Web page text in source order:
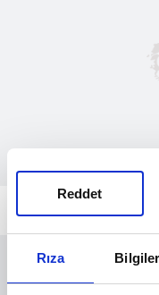
Rıza Bilgiler
Reddet
ISINMAYA 6